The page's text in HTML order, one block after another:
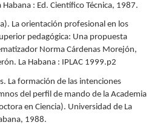
: Ed. Científico Técnica, 1987.
La orientación profesional en los
pedagógica: Una propuesta
Norma Cárdenas Morejón,
La Habana : IPLAC 1999.p2
La formación de las intenciones
del perfil de mando de la Academia
en Ciencia). Universidad de La
1988.